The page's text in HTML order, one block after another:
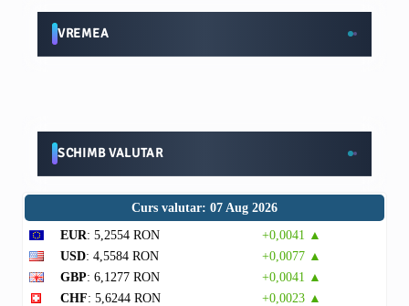
VREMEA
SCHIMB VALUTAR
Curs valutar: 07 Aug 2026
EUR: 5,2554 RON
+0,0041 ▲
USD: 4,5584 RON
+0,0077 ▲
GBP: 6,1277 RON
+0,0041 ▲
CHF: 5,6244 RON
+0,0023 ▲